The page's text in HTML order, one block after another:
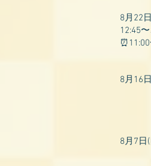
8月22
12:45
8月16
8月7日